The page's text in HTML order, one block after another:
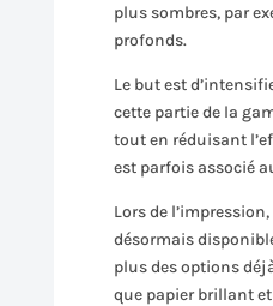
plus sombres, par
profonds.
Le but est
cette partie de la
tout en réduisant
est parfois associé
Lors de
désormais
plus des options
que papier brillant